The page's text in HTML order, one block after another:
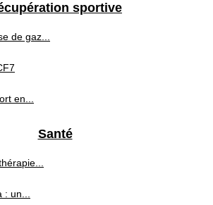
sportive
de gaz...
en...
Santé
: un...